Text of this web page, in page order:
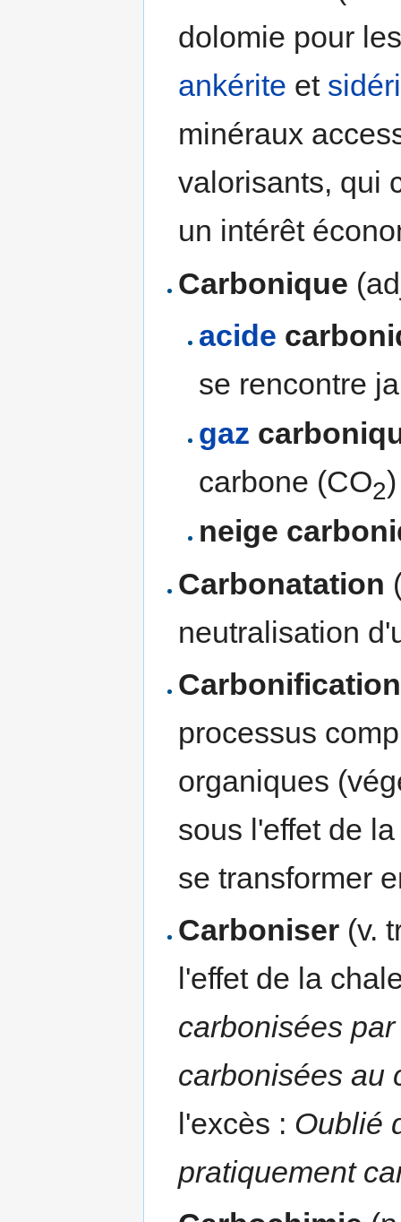
dolomie pour
ankérite et
minéraux
valorisants, qui
un intérêt
Carbonique
acide
se rencontre
gaz
carbone (CO2
neige
Carbonatation
neutralisation
Carbonification
processus
organiques
sous l'effet de
se transformer
Carboniser (v.
l'effet de la
carbonisées
carbonisées au
l'excès : Oublié
pratiquement